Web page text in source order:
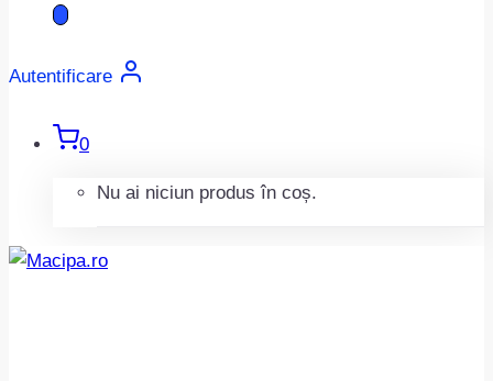
search
Autentificare
0
Nu ai niciun produs în coș.